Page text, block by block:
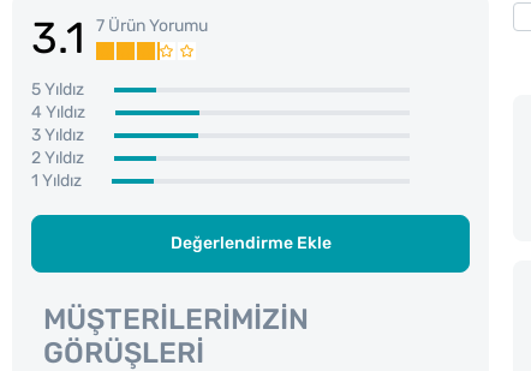
3.1 7 Ürün Yorumu
5 Yıldız
4 Yıldız
3 Yıldız
2 Yıldız
1 Yıldız
Değerlendirme Ekle
MÜŞTERILERIMIZIN
GÖRÜŞLERI